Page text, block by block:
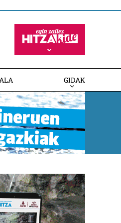
GIDAK